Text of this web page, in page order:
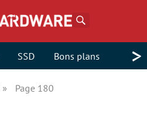
SSD Bons plans >
Page 180